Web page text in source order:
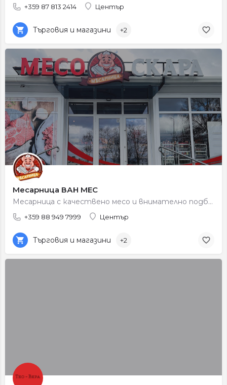
+359 87 813 2414 Център
Търговия и магазини +2
Месарница ВАН МЕС
Месарница с качествено месо и внимателно подбрани продукти.
+359 88 949 7999 Център
Търговия и магазини +2